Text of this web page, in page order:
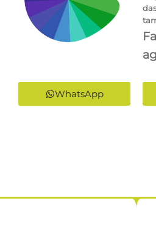
WhatsApp